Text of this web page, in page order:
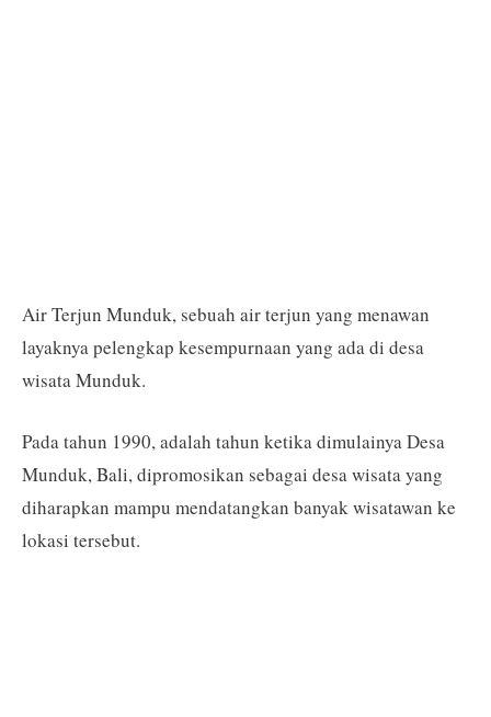
Air Terjun Munduk, sebuah air terjun yang menawan
layaknya pelengkap kesempurnaan yang ada di desa
wisata Munduk.
Pada tahun 1990, adalah tahun ketika dimulainya Desa
Munduk, Bali, dipromosikan sebagai desa wisata yang
diharapkan mampu mendatangkan banyak wisatawan ke
lokasi tersebut.